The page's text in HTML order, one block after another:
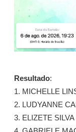
Resultado:
1. MICHELLE
2. LUDYANNE
3. ELIZETE SILVA